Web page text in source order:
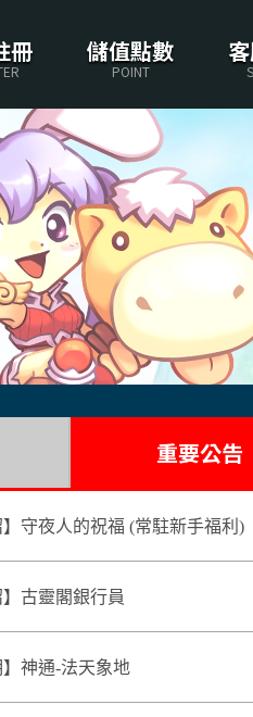
冊 儲值點數
POINT
重要公告
】守夜人的祝福 (常駐新手福利)
】古靈閣銀行員
】神通-法天象地